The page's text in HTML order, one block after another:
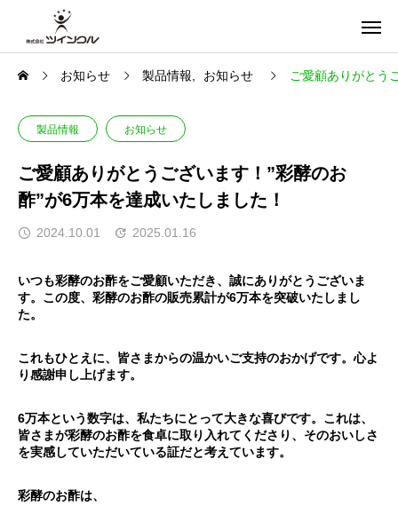
お知らせ 製品情報 お知らせ ご愛顧ありがとう
製品情報 お知らせ
ご愛顧ありがとうございます！”彩酵のお
酢”が6万本を達成いたしました！
2024.10.01 2025.01.16
いつも彩酵のお酢をご愛顧いただき、誠にありがとうございま
す。この度、彩酵のお酢の販売累計が6万本を突破いたしまし
た。
これもひとえに、皆さまからの温かいご支持のおかげです。心よ
り感謝申し上げます。
6万本という数字は、私たちにとって大きな喜びです。これは、
皆さまが彩酵のお酢を食卓に取り入れてくださり、そのおいしさ
を実感していただいている証だと考えています。
彩酵のお酢は、